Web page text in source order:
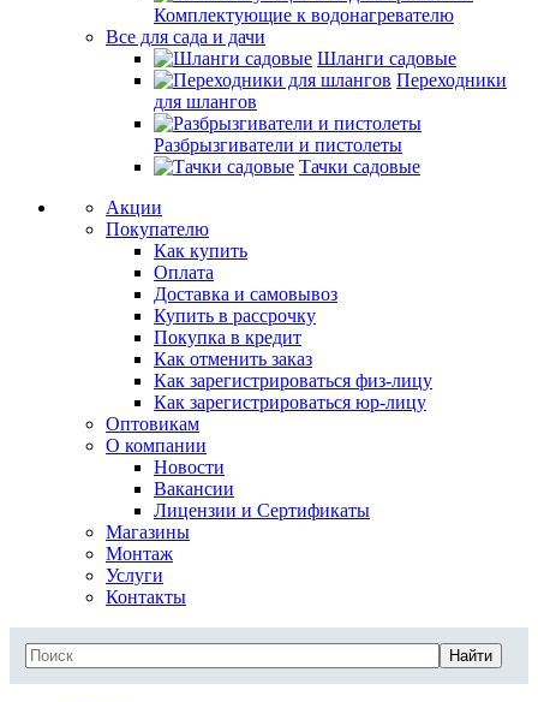
Комплектующие к водонагревателю
Все для сада и дачи
Шланги садовые
Переходники
для шлангов
Разбрызгиватели и пистолеты
Тачки садовые
Акции
Покупателю
Как купить
Оплата
Доставка и самовывоз
Купить в рассрочку
Покупка в кредит
Как отменить заказ
Как зарегистрироваться физ-лицу
Как зарегистрироваться юр-лицу
Оптовикам
О компании
Новости
Вакансии
Лицензии и Сертификаты
Магазины
Монтаж
Услуги
Контакты
Найти